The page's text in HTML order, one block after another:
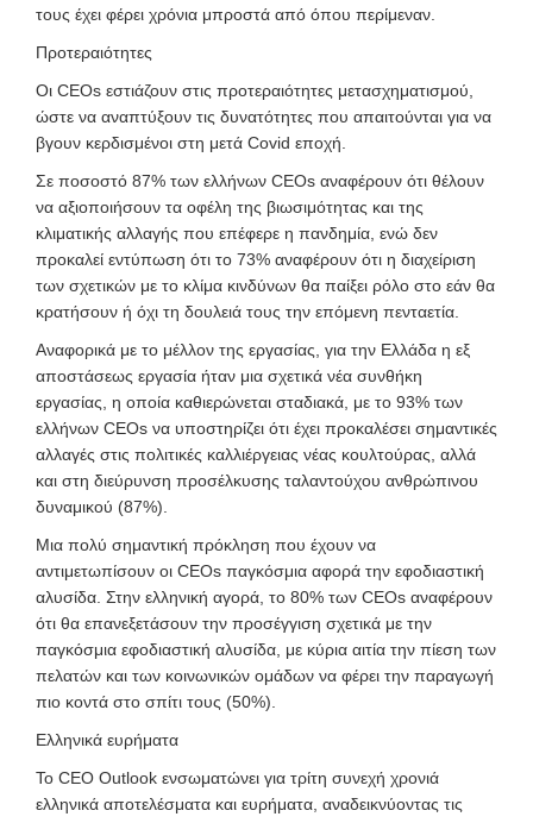
τους έχει φέρει χρόνια μπροστά από όπου περίμεναν.
Προτεραιότητες
Οι CEOs εστιάζουν στις προτεραιότητες μετασχηματισμού,
ώστε να αναπτύξουν τις δυνατότητες που απαιτούνται για να
βγουν κερδισμένοι στη μετά Covid εποχή.
Σε ποσοστό 87% των ελλήνων CEOs αναφέρουν ότι θέλουν
να αξιοποιήσουν τα οφέλη της βιωσιμότητας και της
κλιματικής αλλαγής που επέφερε η πανδημία, ενώ δεν
προκαλεί εντύπωση ότι το 73% αναφέρουν ότι η διαχείριση
των σχετικών με το κλίμα κινδύνων θα παίξει ρόλο στο εάν θα
κρατήσουν ή όχι τη δουλειά τους την επόμενη πενταετία.
Αναφορικά με το μέλλον της εργασίας, για την Ελλάδα η εξ
αποστάσεως εργασία ήταν μια σχετικά νέα συνθήκη
εργασίας, η οποία καθιερώνεται σταδιακά, με το 93% των
ελλήνων CEOs να υποστηρίζει ότι έχει προκαλέσει σημαντικές
αλλαγές στις πολιτικές καλλιέργειας νέας κουλτούρας, αλλά
και στη διεύρυνση προσέλκυσης ταλαντούχου ανθρώπινου
δυναμικού (87%).
Μια πολύ σημαντική πρόκληση που έχουν να
αντιμετωπίσουν οι CEOs παγκόσμια αφορά την εφοδιαστική
αλυσίδα. Στην ελληνική αγορά, το 80% των CEOs αναφέρουν
ότι θα επανεξετάσουν την προσέγγιση σχετικά με την
παγκόσμια εφοδιαστική αλυσίδα, με κύρια αιτία την πίεση των
πελατών και των κοινωνικών ομάδων να φέρει την παραγωγή
πιο κοντά στο σπίτι τους (50%).
Ελληνικά ευρήματα
Το CEO Outlook ενσωματώνει για τρίτη συνεχή χρονιά
ελληνικά αποτελέσματα και ευρήματα, αναδεικνύοντας τις